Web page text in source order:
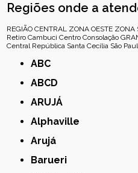
Regiões onde a
REGIÃO CENTRAL ZONA OESTE ZONA
Retiro Cambuci Centro Consolação
Central República Santa Cecília São
ABC
ABCD
ARUJÁ
Alphaville
Arujá
Barueri